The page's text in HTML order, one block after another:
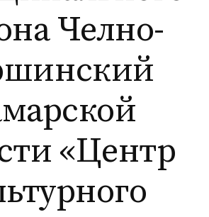
Челно-
«Центр